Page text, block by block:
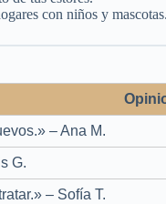
con niños y mascotas.
– Ana M.
G.
– Sofía T.